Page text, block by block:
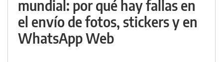
mundial: por qué hay fallas en
el envío de fotos, stickers y en
WhatsApp Web